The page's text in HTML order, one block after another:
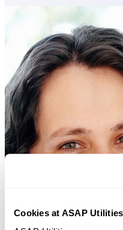
Cookies at ASAP Utilities